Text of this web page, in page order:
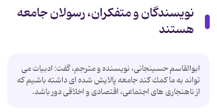
نویسندگان و متفکران، رسولان جامعه
هستند
ابوالقاسم حسینجانی، نویسنده و مترجم، گفت: ادبیات می
تواند به ما كمك كند جامعه پالایش شده ای داشته باشیم كه
از ناهنجاری های اجتماعی، اقتصادی و اخلاقی دور باشد.